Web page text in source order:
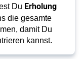
Du Erholung
die gesamte
damit Du
kannst.